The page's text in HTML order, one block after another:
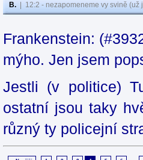
B. 12:2 - nezapomeneme vy svině
Frankenstein:
mýho. Jen jsem
Jestli (v politice)
ostatní jsou taky
různý ty policejní